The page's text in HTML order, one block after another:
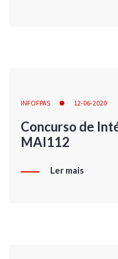
INFOFPAS 12-06-2020
Concurso de
MAI112
Ler mais